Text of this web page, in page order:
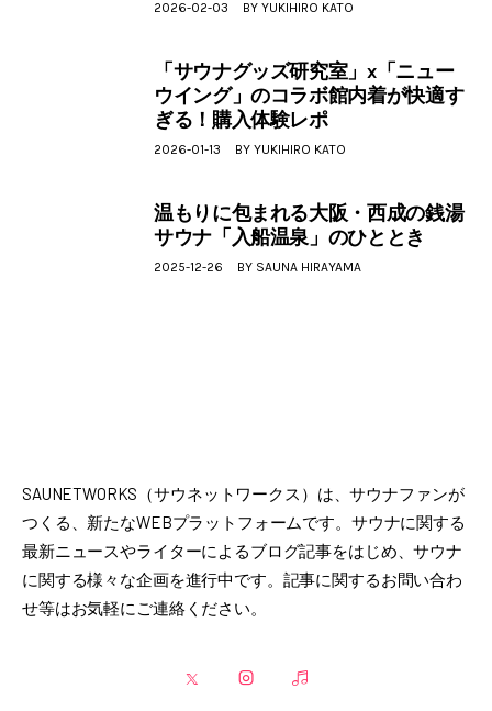
2026-02-03 BYYUKIHIRO KATO
「サウナグッズ研究室」x「ニュー
ウイング」のコラボ館内着が快適す
ぎる！購入体験レポ
2026-01-13 BYYUKIHIRO KATO
温もりに包まれる大阪・西成の銭湯
サウナ「入船温泉」のひととき
2025-12-26 BY SAUNA HIRAYAMA
SAUNETWORKS（サウネットワークス）は、サウナファンが
つくる、新たなWEBプラットフォームです。サウナに関する
最新ニュースやライターによるブログ記事をはじめ、サウナ
に関する様々な企画を進行中です。記事に関するお問い合わ
せ等はお気軽にご連絡ください。